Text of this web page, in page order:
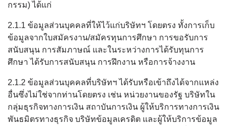
กรรม) ได้แก่
2.1.1 ข้อมูลส่วนบุคคลที่ให้ไว้แก่บริษัทฯ โดยตรง ทั้งการเก็บ
ข้อมูลจากใบสมัครงาน/สมัครทุนการศึกษา การขอรับการ
สนับสนุน การสัมภาษณ์ และในระหว่างการได้รับทุนการ
ศึกษา ได้รับการสนับสนุน การฝึกงาน หรือการจ้างงาน
2.1.2 ข้อมูลส่วนบุคคลที่บริษัทฯ ได้รับหรือเข้าถึงได้จากแหล่ง
อื่นซึ่งไม่ใช่จากท่านโดยตรง เช่น หน่วยงานของรัฐ บริษัทใน
กลุ่มธุรกิจทางการเงิน สถาบันการเงิน ผู้ให้บริการทางการเงิน
พันธมิตรทางธุรกิจ บริษัทข้อมูลเครดิต และผู้ให้บริการข้อมูล